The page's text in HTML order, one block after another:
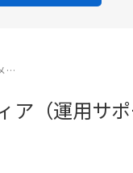
…
（運用サポ